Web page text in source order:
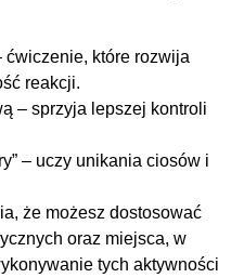
ćwiczenie, które rozwija
reakcji.
– sprzyja lepszej kontroli
– uczy unikania ciosów i
że możesz dostosować
oraz miejsca, w
tych aktywności